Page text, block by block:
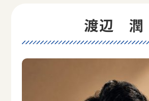
渡辺 潤